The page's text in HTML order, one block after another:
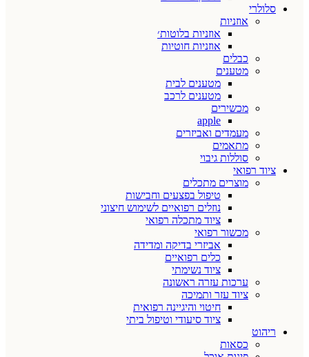
סלולרי
אוזניות
אוזניות בלוטות׳
אוזניות חוטיות
כבלים
מטענים
מטענים לבית
מטענים לרכב
מכשירים
apple
מעמדים ואביזרים
מתאמים
סוללות גיבוי
ציוד רפואי
מוצרים מתכלים
טיפול בפצעים וחבישות
נוזלים רפואיים לשימוש חיצוני
ציוד מתכלה רפואי
מכשור רפואי
אביזרי בדיקה ומדידה
כלים רפואיים
ציוד נשימתי
ערכות עזרה ראשונה
ציוד עזר ותמיכה
חיטוי והיגיינה רפואית
ציוד סיעודי וטיפול ביתי
ריהוט
כסאות